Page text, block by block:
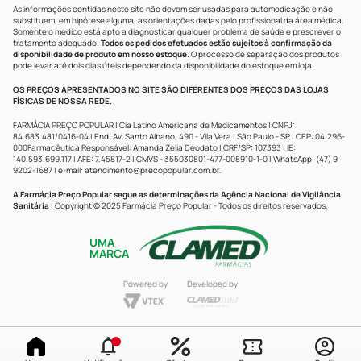
As informações contidas neste site não devem ser usadas para automedicação e não
substituem, em hipótese alguma, as orientações dadas pelo profissional da área médica.
Somente o médico está apto a diagnosticar qualquer problema de saúde e prescrever o
tratamento adequado. Todos os pedidos efetuados estão sujeitos à confirmação da
disponibilidade de produto em nosso estoque.O processo de separação dos produtos
pode levar até dois dias úteis dependendo da disponibilidade do estoque em loja.
OS PREÇOS APRESENTADOS NO SITE SÃO DIFERENTES DOS PREÇOS DAS LOJAS
FÍSICAS DE NOSSA REDE.
FARMÁCIA PREÇO POPULAR | Cia Latino Americana de Medicamentos | CNPJ:
84.683.481/0416-04 | End: Av. Santo Albano, 490 - Vila Vera | São Paulo - SP | CEP: 04.296-
000Farmacêutica Responsável: Amanda Zelia Deodato | CRF/SP: 107393 | IE:
140.593.699.117 | AFE: 7.45817-2 | CMVS - 355030801-477-008910-1-0 | WhatsApp: (47) 9
9202-1687 | e-mail: atendimento@precopopular.com.br.
A Farmácia Preço Popular segue as determinações da Agência Nacional de Vigilância
Sanitária | Copyright © 2025 Farmácia Preço Popular - Todos os direitos reservados.
UMA
MARCA
Powered by Developed by